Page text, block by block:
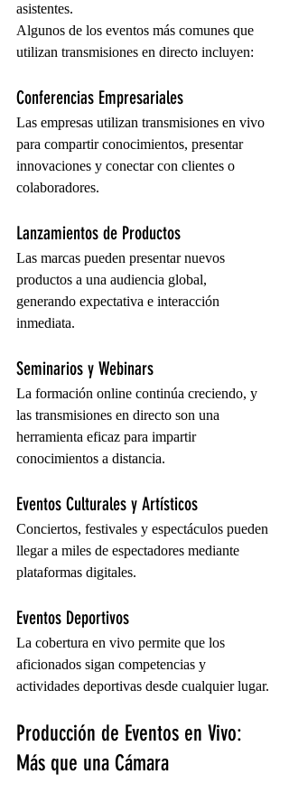
asistentes.
Algunos de los eventos más comunes que
utilizan transmisiones en directo incluyen:
Conferencias Empresariales
Las empresas utilizan transmisiones en vivo
para compartir conocimientos, presentar
innovaciones y conectar con clientes o
colaboradores.
Lanzamientos de Productos
Las marcas pueden presentar nuevos
productos a una audiencia global,
generando expectativa e interacción
inmediata.
Seminarios y Webinars
La formación online continúa creciendo, y
las transmisiones en directo son una
herramienta eficaz para impartir
conocimientos a distancia.
Eventos Culturales y Artísticos
Conciertos, festivales y espectáculos pueden
llegar a miles de espectadores mediante
plataformas digitales.
Eventos Deportivos
La cobertura en vivo permite que los
aficionados sigan competencias y
actividades deportivas desde cualquier lugar.
Producción de Eventos en Vivo:
Más que una Cámara